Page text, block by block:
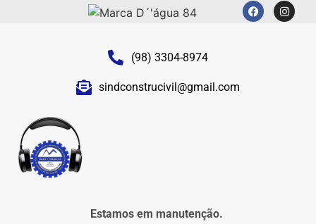
(98) 3304-8974
sindconstrucivil@gmail.com
Estamos em manutenção.